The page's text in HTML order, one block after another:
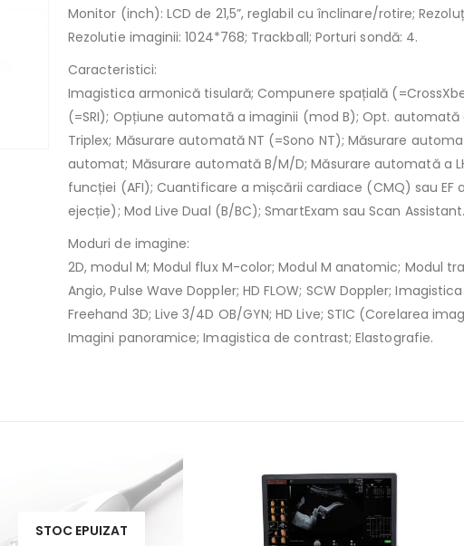
Monitor (inch): LCD de 21,5”, reglabil cu înclinare/rotire;
Rezolutie imaginii: 1024*768; Trackball; Porturi sondă: 4.
Caracteristici:
Imagistica armonică tisulară; Compunere spațială
(=SRI); Opțiune automată a imaginii (mod B); Opt. automată
Triplex; Măsurare automată NT (=Sono NT); Măsurare
automat; Măsurare automată B/M/D; Măsurare automată a
funcției (AFI); Cuantificare a mișcării cardiace (CMQ) sau
ejecție); Mod Live Dual (B/BC); SmartExam sau Scan Assistant.
Moduri de imagine:
2D, modul M; Modul flux M-color; Modul M anatomic; Modul
Angio, Pulse Wave Doppler; HD FLOW; SCW Doppler;
Freehand 3D; Live 3/4D OB/GYN; HD Live; STIC (Corelarea
Imagini panoramice; Imagistica de contrast; Elastografie.
STOC EPUIZAT